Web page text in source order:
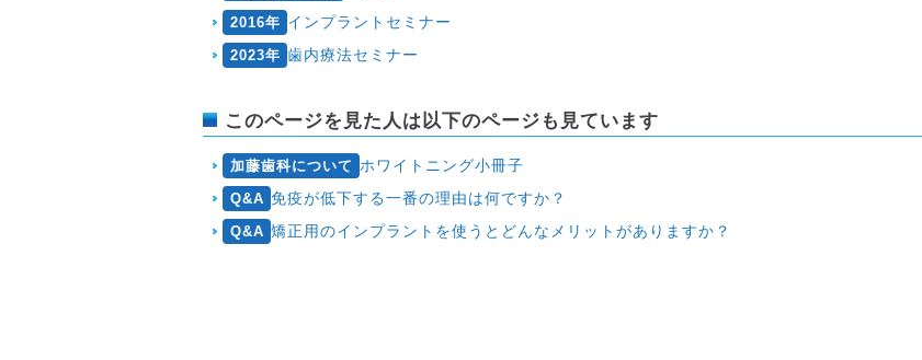
2016年 インプラントセミナー
2023年 歯内療法セミナー
このページを見た人は以下のページも見ています
加藤歯科について ホワイトニング小冊子
Q&A 免疫が低下する一番の理由は何ですか？
Q&A 矯正用のインプラントを使うとどんなメリットがありますか？